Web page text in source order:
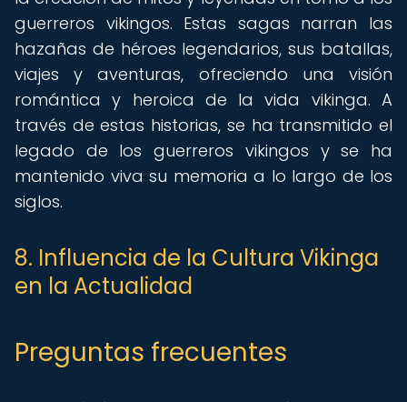
guerreros vikingos. Estas sagas narran las
hazañas de héroes legendarios, sus batallas,
viajes y aventuras, ofreciendo una visión
romántica y heroica de la vida vikinga. A
través de estas historias, se ha transmitido el
legado de los guerreros vikingos y se ha
mantenido viva su memoria a lo largo de los
siglos.
8. Influencia de la Cultura Vikinga
en la Actualidad
Preguntas frecuentes